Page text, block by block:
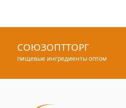
СОЮЗОПТТОРГ
пищевые ингредиенты оптом